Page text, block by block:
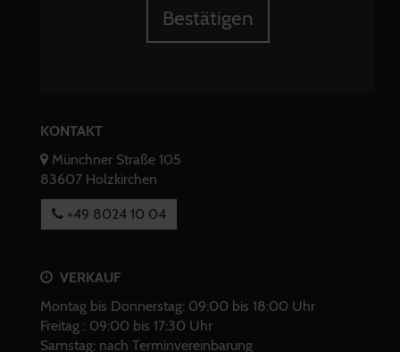
Bestätigen
KONTAKT
Münchner Straße 105
83607 Holzkirchen
+49 8024 10 04
VERKAUF
Montag bis Donnerstag: 09:00 bis 18:00 Uhr
Freitag : 09:00 bis 17:30 Uhr
Samstag: nach Terminvereinbarung